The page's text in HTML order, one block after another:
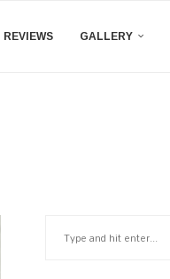
REVIEWS GALLERY